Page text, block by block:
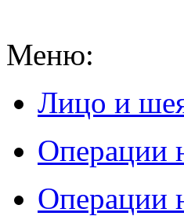
Меню:
Лицо и
Операции
Операции